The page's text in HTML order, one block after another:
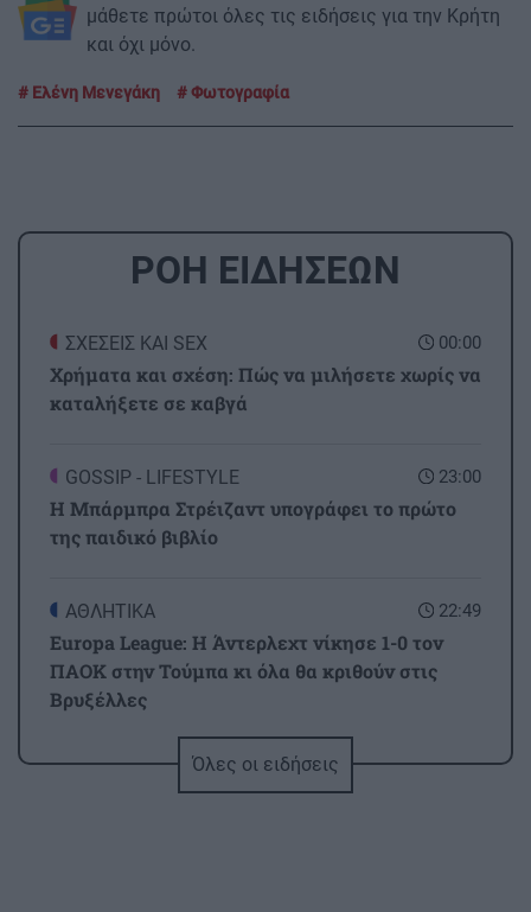
μάθετε πρώτοι όλες τις ειδήσεις για την Κρήτη
και όχι μόνο.
Ελένη Μενεγάκη Φωτογραφία
ΡΟΗ ΕΙΔΗΣΕΩΝ
00:00
ΣΧΕΣΕΙΣ ΚΑΙ SEX
Χρήματα και σχέση: Πώς να μιλήσετε χωρίς να
καταλήξετε σε καβγά
23:00
GOSSIP - LIFESTYLE
Η Μπάρμπρα Στρέιζαντ υπογράφει το πρώτο
της παιδικό βιβλίο
22:49
ΑΘΛΗΤΙΚΑ
Europa League: Η Άντερλεχτ νίκησε 1-0 τον
ΠΑΟΚ στην Τούμπα κι όλα θα κριθούν στις
Βρυξέλλες
Όλες οι ειδήσεις